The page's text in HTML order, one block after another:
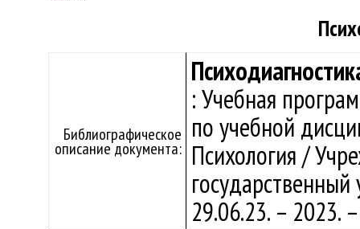
Библиографическое
описание документа:
: Учебная
по учебной
Психология /
29.06.23. –